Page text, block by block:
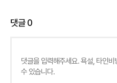
댓글0